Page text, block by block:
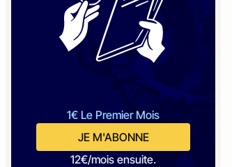
1€ Le Premier Mois
JE M'ABONNE
12€/mois ensuite.